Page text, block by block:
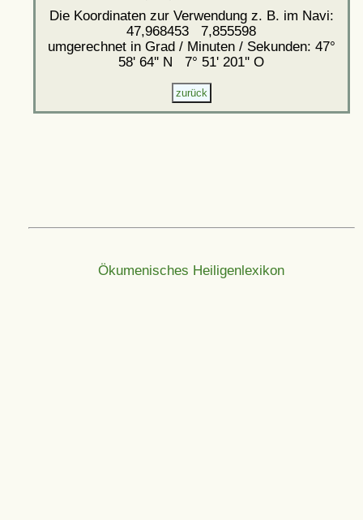
Die Koordinaten zur Verwendung z. B. im Navi:
47,968453 7,855598
umgerechnet in Grad / Minuten / Sekunden: 47°
58' 64'' N 7° 51' 201'' O
Ökumenisches Heiligenlexikon